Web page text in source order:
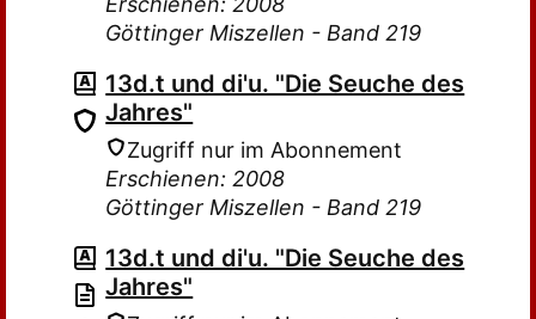
Göttinger Miszellen - Band 219
13d.t und di'u. "Die Seuche des
Jahres"
Zugriff nur im Abonnement
Erschienen: 2008
Göttinger Miszellen - Band 219
13d.t und di'u. "Die Seuche des
Jahres"